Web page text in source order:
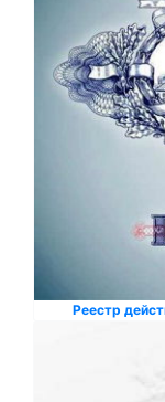
Реестр